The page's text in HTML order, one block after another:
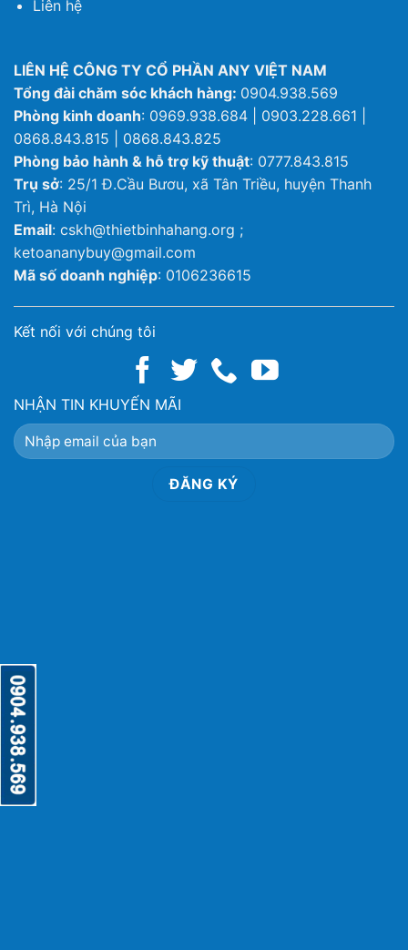
Liên hệ
LIÊN HỆ CÔNG TY CỔ PHẦN ANY VIỆT NAM
Tổng đài chăm sóc khách hàng: 0904.938.569
Phòng kinh doanh: 0969.938.684 | 0903.228.661 |
0868.843.815 | 0868.843.825
Phòng bảo hành & hỗ trợ kỹ thuật: 0777.843.815
Trụ sở: 25/1 Đ.Cầu Bươu, xã Tân Triều, huyện Thanh
Trì, Hà Nội
Email: cskh@thietbinhahang.org ;
ketoananybuy@gmail.com
Mã số doanh nghiệp: 0106236615
Kết nối với chúng tôi
NHẬN TIN KHUYẾN MÃI